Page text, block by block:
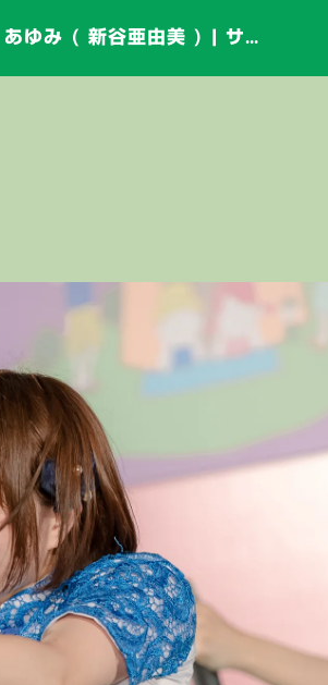
2代目HAPPY少女♪ あゆみ ( 新谷亜由美 ) | サッポロファクトリーウイークデーライブ